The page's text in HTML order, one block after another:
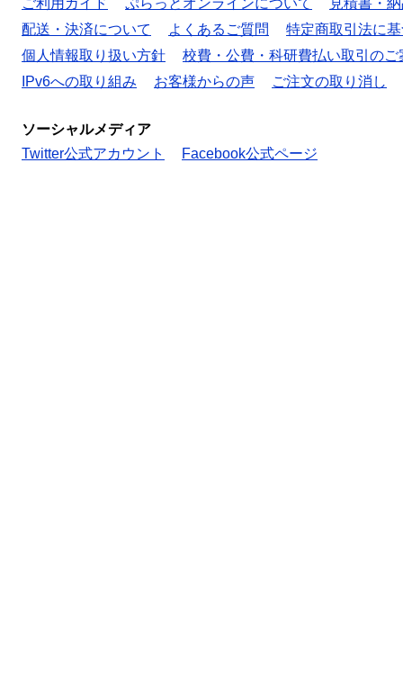
配送・決済について
よくあるご質問
特定商取引法に
個人情報取り扱い方針
校費・公費・科研費払い取引のご
IPv6への取り組み
お客様からの声 ご注文の取り消し
ソーシャルメディア
Twitter公式アカウント
Facebook公式ページ